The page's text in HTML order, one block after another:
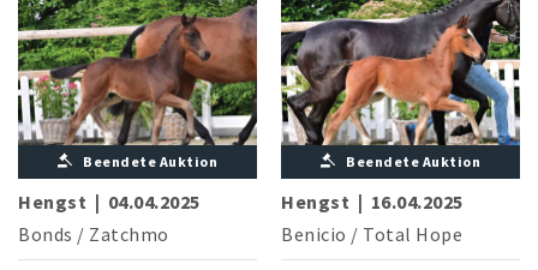
Beendete Auktion
Hengst | 04.04.2025
Bonds / Zatchmo
Beendete Auktion
Hengst | 16.04.2025
Benicio / Total Hope